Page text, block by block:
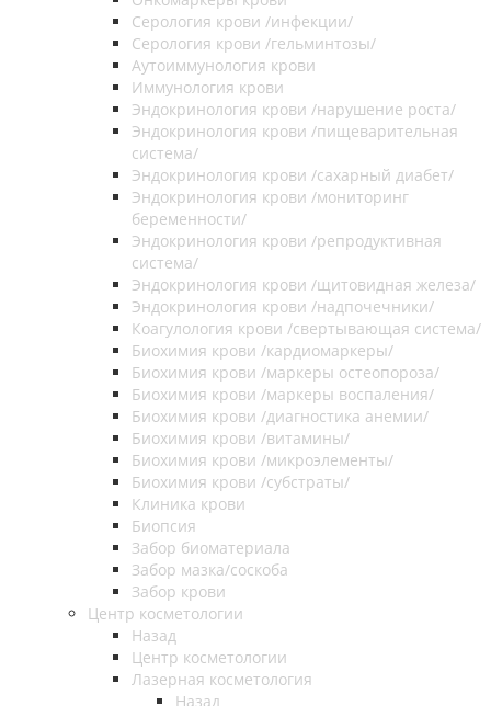
Серология крови /инфекции/
Серология крови /гельминтозы/
Аутоиммунология крови
Иммунология крови
Эндокринология крови /нарушение роста/
Эндокринология крови /пищеварительная
система/
Эндокринология крови /сахарный диабет/
Эндокринология крови /мониторинг
беременности/
Эндокринология крови /репродуктивная
система/
Эндокринология крови /щитовидная железа/
Эндокринология крови /надпочечники/
Коагулология крови /свертывающая система/
Биохимия крови /кардиомаркеры/
Биохимия крови /маркеры остеопороза/
Биохимия крови /маркеры воспаления/
Биохимия крови /диагностика анемии/
Биохимия крови /витамины/
Биохимия крови /микроэлементы/
Биохимия крови /субстраты/
Клиника крови
Биопсия
Забор биоматериала
Забор мазка/соскоба
Забор крови
Центр косметологии
Назад
Центр косметологии
Лазерная косметология
Назад